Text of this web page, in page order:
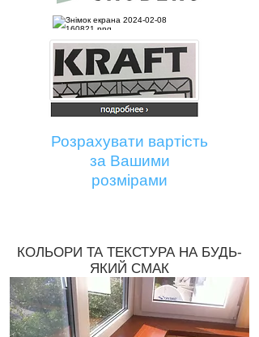
Розрахувати вартість
за Вашими
розмірами
КОЛЬОРИ ТА ТЕКСТУРА НА БУДЬ-
ЯКИЙ СМАК